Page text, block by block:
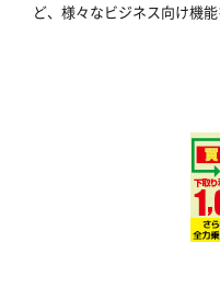
ど、様々なビジネス向け機能